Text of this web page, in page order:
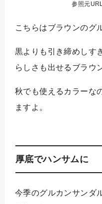
参照元
こちらはブラウンのグ
黒よりも引き締めしす
らしさも出せるブラウ
秋でも使えるカラーな
ますよ。
厚底でハンサムに
今季のグルカンサンダ